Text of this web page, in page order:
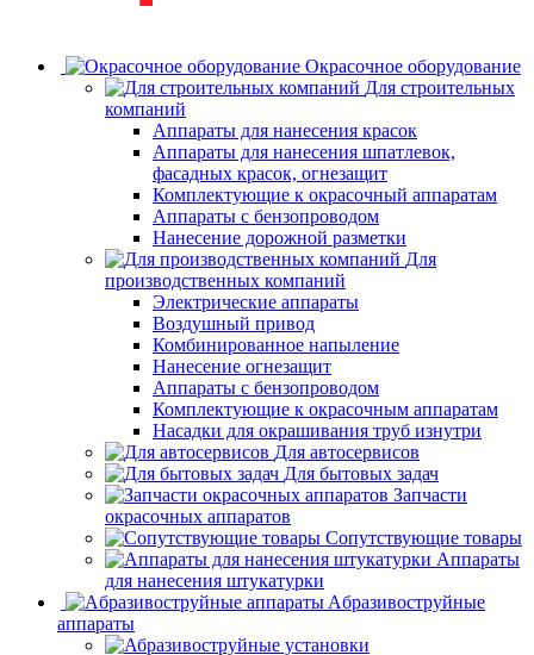
Окрасочное оборудование
Для строительных
компаний
Аппараты для нанесения красок
Аппараты для нанесения шпатлевок,
фасадных красок, огнезащит
Комплектующие к окрасочный аппаратам
Аппараты с бензопроводом
Нанесение дорожной разметки
Для
производственных компаний
Электрические аппараты
Воздушный привод
Комбинированное напыление
Нанесение огнезащит
Аппараты с бензопроводом
Комплектующие к окрасочным аппаратам
Насадки для окрашивания труб изнутри
Для автосервисов
Для бытовых задач
Запчасти
окрасочных аппаратов
Сопутствующие товары
Аппараты
для нанесения штукатурки
Aбразивоструйные
аппараты